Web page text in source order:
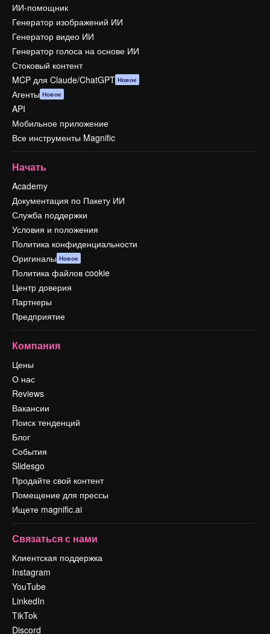
ИИ-помощник
Генератор изображений ИИ
Генератор видео ИИ
Генератор голоса на основе ИИ
Стоковый контент
MCP для Claude/ChatGPT Новое
Агенты Новое
API
Мобильное приложение
Все инструменты Magnific
Начать
Academy
Документация по Пакету ИИ
Служба поддержки
Условия и положения
Политика конфиденциальности
Оригиналы Новое
Политика файлов cookie
Центр доверия
Партнеры
Предприятие
Компания
Цены
О нас
Reviews
Вакансии
Поиск тенденций
Блог
События
Slidesgo
Продайте свой контент
Помещение для прессы
Ищете magnific.ai
Связаться с нами
Клиентская поддержка
Instagram
YouTube
LinkedIn
TikTok
Discord